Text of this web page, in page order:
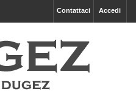
Accedi
Contattaci